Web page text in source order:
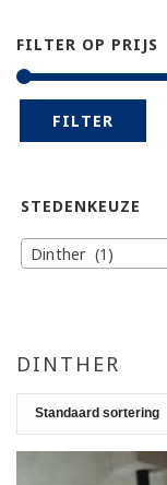
DINTHER
FILTER OP PRIJS
FILTER
STEDENKEUZE
Dinther (1)